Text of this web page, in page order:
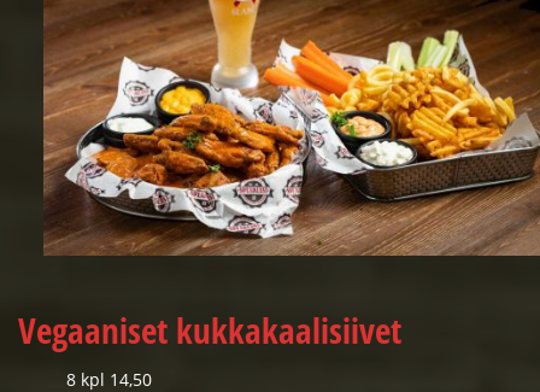
Vegaaniset kukkakaalisiivet
8 kpl 14,50